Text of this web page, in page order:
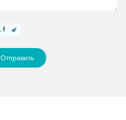
Отправить